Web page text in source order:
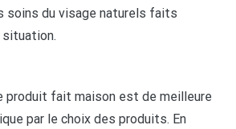
soins du visage naturels faits
produit fait maison est de meilleure
par le choix des produits. En